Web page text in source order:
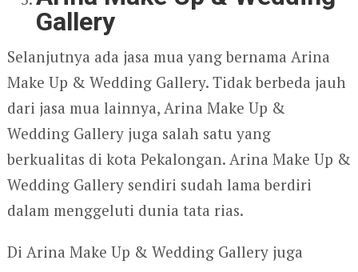
Gallery
Selanjutnya ada jasa mua yang bernama Arina
Make Up & Wedding Gallery. Tidak berbeda jauh
dari jasa mua lainnya, Arina Make Up &
Wedding Gallery juga salah satu yang
berkualitas di kota Pekalongan. Arina Make Up &
Wedding Gallery sendiri sudah lama berdiri
dalam menggeluti dunia tata rias.
Di Arina Make Up & Wedding Gallery juga